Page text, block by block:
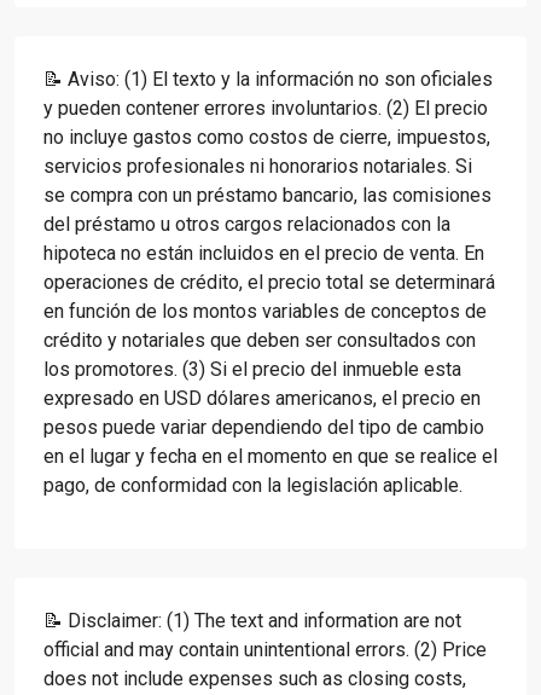
📝 Aviso: (1) El texto y la información no son oficiales
y pueden contener errores involuntarios. (2) El precio
no incluye gastos como costos de cierre, impuestos,
servicios profesionales ni honorarios notariales. Si
se compra con un préstamo bancario, las comisiones
del préstamo u otros cargos relacionados con la
hipoteca no están incluidos en el precio de venta. En
operaciones de crédito, el precio total se determinará
en función de los montos variables de conceptos de
crédito y notariales que deben ser consultados con
los promotores. (3) Si el precio del inmueble esta
expresado en USD dólares americanos, el precio en
pesos puede variar dependiendo del tipo de cambio
en el lugar y fecha en el momento en que se realice el
pago, de conformidad con la legislación aplicable.
📝 Disclaimer: (1) The text and information are not
official and may contain unintentional errors. (2) Price
does not include expenses such as closing costs,